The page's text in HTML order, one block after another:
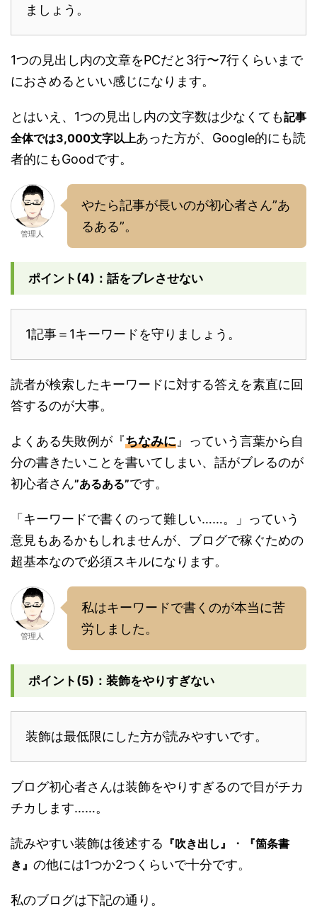
ましょう。
1つの見出し内の文章をPCだと3行〜7行くらいまで
におさめるといい感じになります。
とはいえ、1つの見出し内の文字数は少なくても記事
全体では3,000文字以上あった方が、Google的にも読
者的にもGoodです。
管理人
やたら記事が長いのが初心者さん”あ
るある”。
ポイント(4)：話をブレさせない
1記事＝1キーワードを守りましょう。
読者が検索したキーワードに対する答えを素直に回
答するのが大事。
よくある失敗例が『ちなみに 』っていう言葉から自
分の書きたいことを書いてしまい、話がブレるのが
初心者さん”あるある”です。
「キーワードで書くのって難しい……。」っていう
意見もあるかもしれませんが、ブログで稼ぐための
超基本なので必須スキルになります。
管理人
私はキーワードで書くのが本当に苦
労しました。
ポイント(5)：装飾をやりすぎない
装飾は最低限にした方が読みやすいです。
ブログ初心者さんは装飾をやりすぎるので目がチカ
チカします……。
読みやすい装飾は後述する 『吹き出し』 ・
『箇条書
き』 の他には1つか2つくらいで十分です。
私のブログは下記の通り。